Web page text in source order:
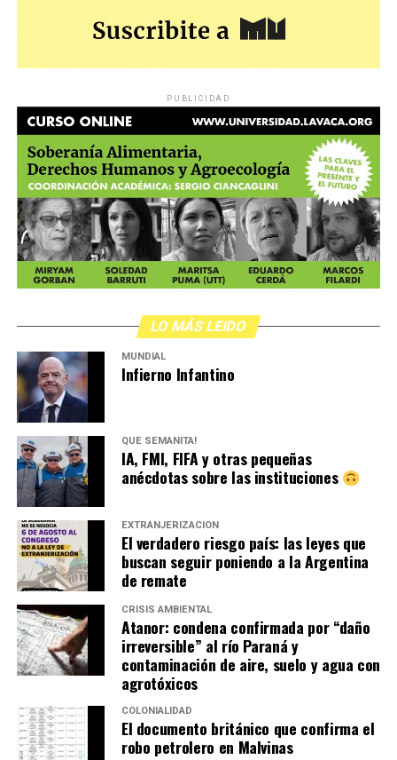
PUBLICIDAD
LO MÁS LEIDO
MUNDIAL
Infierno Infantino
QUÉ SEMANITA!
IA, FMI, FIFA y otras pequeñas
anécdotas sobre las instituciones
EXTRANJERIZACIÓN
El verdadero riesgo país: las leyes que
buscan seguir poniendo a la Argentina
de remate
CRISIS AMBIENTAL
Atanor: condena confirmada por “daño
irreversible” al río Paraná y
contaminación de aire, suelo y agua con
agrotóxicos
COLONIALIDAD
El documento británico que confirma el
robo petrolero en Malvinas